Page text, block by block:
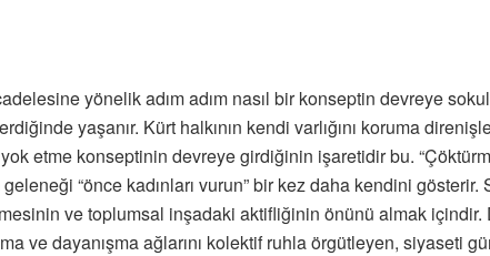
yönelik adım adım nasıl bir konseptin devreye
yaşanır. Kürt halkının kendi varlığını koruma
yok etme konseptinin devreye girdiğinin işaretidir bu.
“önce kadınları vurun” bir kez daha kendini
ve toplumsal inşadaki aktifliğinin önünü almak
ve dayanışma ağlarını kolektif ruhla örgütleyen, siyaseti